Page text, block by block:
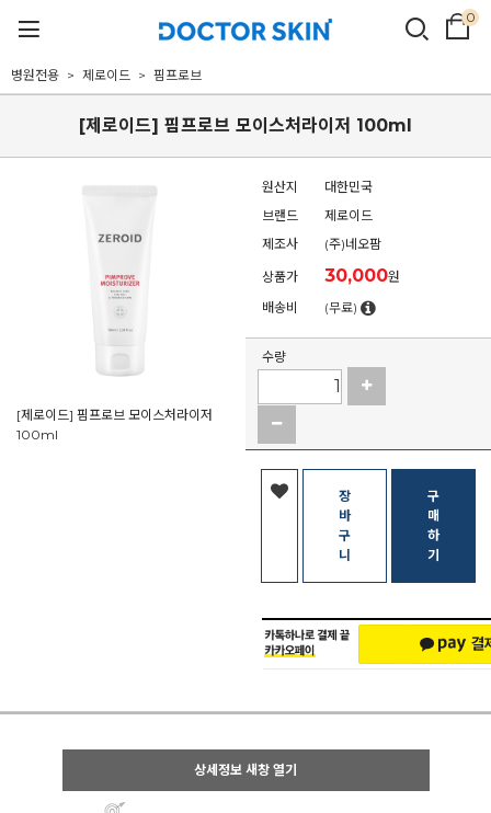
0
병원전용 제로이드 핌프로브
[제로이드] 핌프로브 모이스처라이저 100ml
[제로이드] 핌프로브 모이스처라이저
100ml
원산지
대한민국
브랜드
제로이드
제조사
(주)네오팜
상품가
30,000원
배송비
(무료)
수량
장
바
구
니
구
매
하
기
상세정보 새창 열기